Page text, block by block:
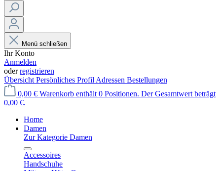
Menü schließen
Ihr Konto
Anmelden
oderregistrieren
Übersicht Persönliches Profil Adressen Bestellungen
0,00 € Warenkorb enthält 0 Positionen. Der Gesamtwert beträgt
0,00 €.
Home
Damen
Zur Kategorie Damen
Accessoires
Handschuhe